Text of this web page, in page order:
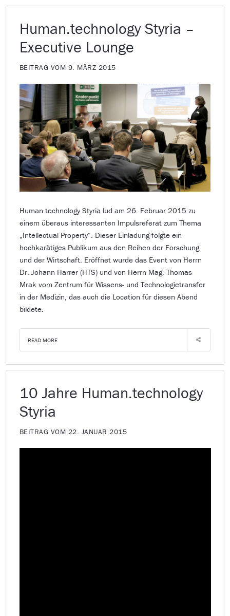
Human.technology Styria –
Executive Lounge
BEITRAG VOM 9. MÄRZ 2015
Human.technology Styria lud am 26. Februar 2015 zu
einem überaus interessanten Impulsreferat zum Thema
„Intellectual Property“. Dieser Einladung folgte ein
hochkarätiges Publikum aus den Reihen der Forschung
und der Wirtschaft. Eröffnet wurde das Event von Herrn
Dr. Johann Harrer (HTS) und von Herrn Mag. Thomas
Mrak vom Zentrum für Wissens- und Technologietransfer
in der Medizin, das auch die Location für diesen Abend
bildete.
READ MORE
10 Jahre Human.technology
Styria
BEITRAG VOM 22. JANUAR 2015